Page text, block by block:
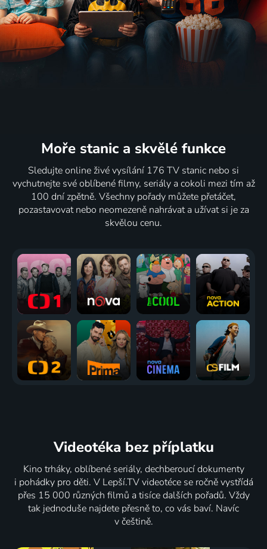
Moře stanic a skvělé funkce
Sledujte online živé vysílání 176 TV stanic nebo si
vychutnejte své oblíbené filmy, seriály a cokoli mezi tím až
100 dní zpětně. Všechny pořady můžete přetáčet,
pozastavovat nebo neomezeně nahrávat a užívat si je za
skvělou cenu.
Videotéka bez příplatku
Kino trháky, oblíbené seriály, dechberoucí dokumenty
i pohádky pro děti. V Lepší.TV videotéce se ročně vystřídá
přes 15 000 různých filmů a tisíce dalších pořadů. Vždy
tak jednoduše najdete přesně to, co vás baví. Navíc
v češtině.